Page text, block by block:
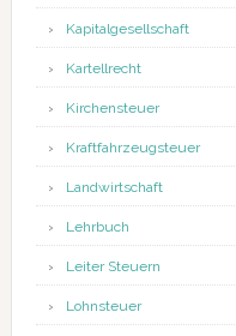
Kapitalgesellschaft
Kartellrecht
Kirchensteuer
Kraftfahrzeugsteuer
Landwirtschaft
Lehrbuch
Leiter Steuern
Lohnsteuer